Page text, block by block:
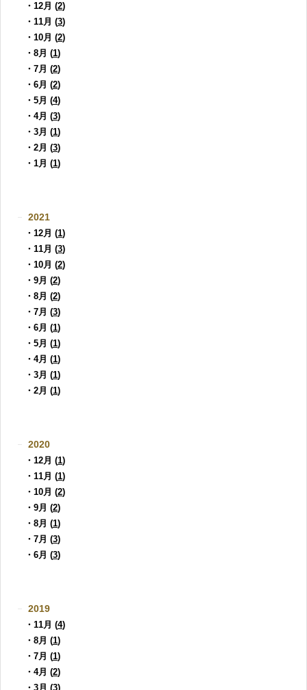
・12月 (2)
・11月 (3)
・10月 (2)
・8月 (1)
・7月 (2)
・6月 (2)
・5月 (4)
・4月 (3)
・3月 (1)
・2月 (3)
・1月 (1)
2021
・12月 (1)
・11月 (3)
・10月 (2)
・9月 (2)
・8月 (2)
・7月 (3)
・6月 (1)
・5月 (1)
・4月 (1)
・3月 (1)
・2月 (1)
2020
・12月 (1)
・11月 (1)
・10月 (2)
・9月 (2)
・8月 (1)
・7月 (3)
・6月 (3)
2019
・11月 (4)
・8月 (1)
・7月 (1)
・4月 (2)
・3月 (3)